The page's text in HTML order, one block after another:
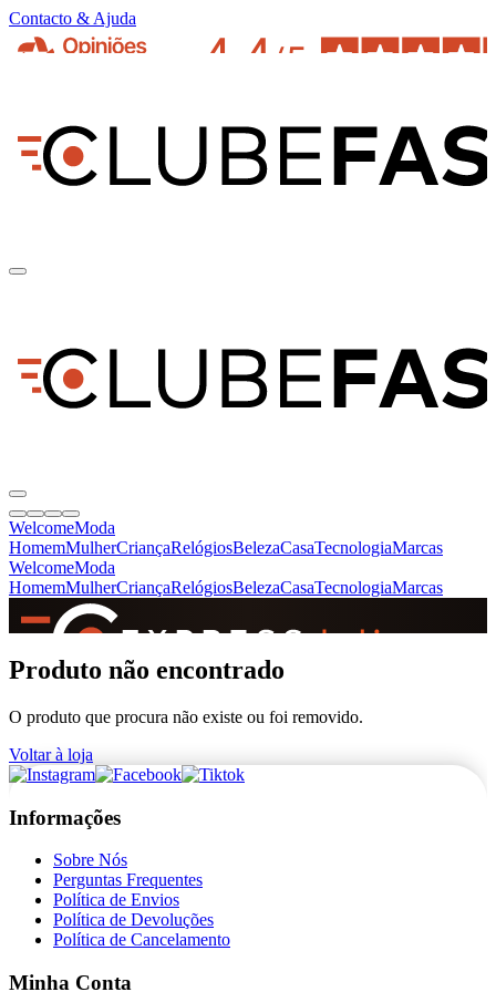
Contacto & Ajuda
WelcomeModa
HomemMulherCriançaRelógiosBelezaCasaTecnologiaMarcas
WelcomeModa
HomemMulherCriançaRelógiosBelezaCasaTecnologiaMarcas
+de 36.000 reviews
Produto não encontrado
O produto que procura não existe ou foi removido.
Voltar à loja
Informações
Sobre Nós
Perguntas Frequentes
Política de Envios
Política de Devoluções
Política de Cancelamento
Minha Conta